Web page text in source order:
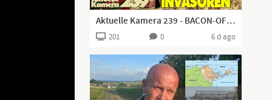
Aktuelle Kamera 239 - BACON-OF-HOPE-SPRAY! (Geheimwaffe gegen Invasoren)
201 0 6 d ago